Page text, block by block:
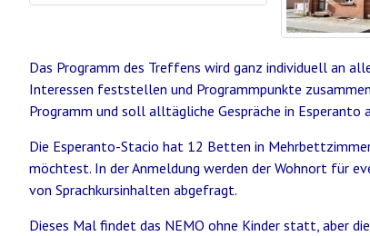
sends
Das Programm des Treffens wird ganz individuell an
Interessen feststellen und Programmpunkte
Programm und soll alltägliche Gespräche in Esperanto
Die Esperanto-Stacio hat 12 Betten in
möchtest. In der Anmeldung werden der Wohnort für
von Sprachkursinhalten abgefragt.
Dieses Mal findet das NEMO ohne Kinder statt, aber